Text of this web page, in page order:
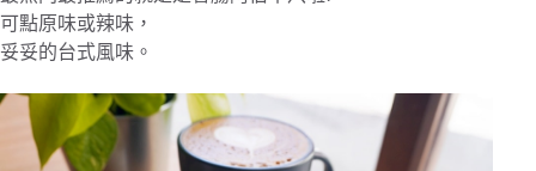
可點原味或辣味，
妥妥的台式風味。